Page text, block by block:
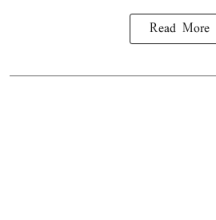
Read More